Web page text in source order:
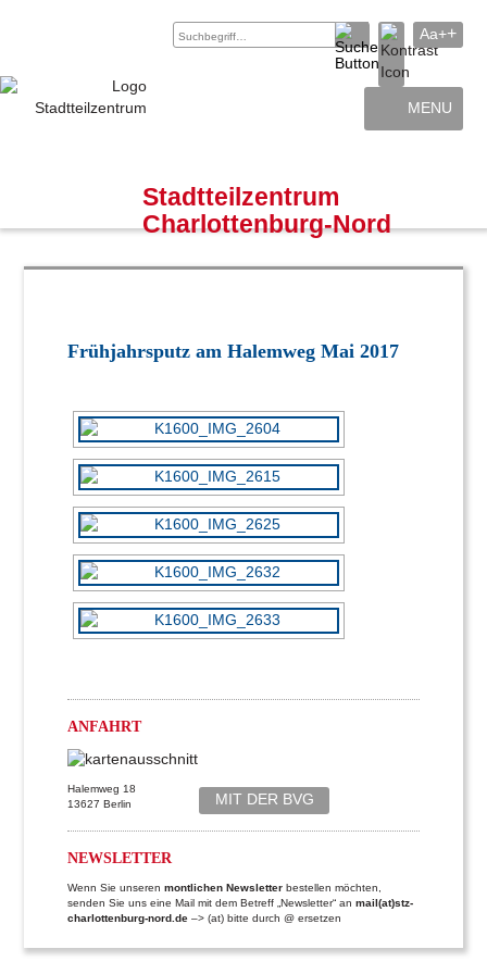
Aa++
Kontakt
Stadtteilzentrum
Charlottenburg-Nord
MENU
Frühjahrsputz am Halemweg Mai 2017
ANFAHRT
Halemweg 18
13627 Berlin
MIT DER BVG
NEWSLETTER
Wenn Sie unserenmontlichen Newsletter bestellen möchten,
senden Sie uns eine Mail mit dem Betreff „Newsletter“ anmail(at)stz-
charlottenburg-nord.de –> (at) bitte durch @ ersetzen